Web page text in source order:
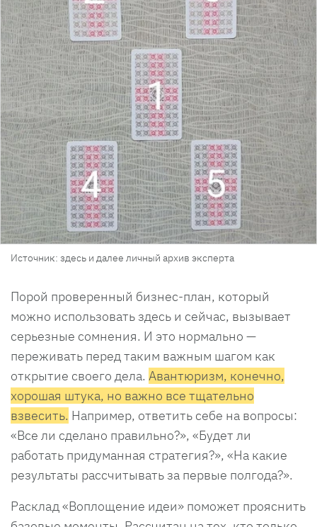
Источник: здесь и далее личный архив эксперта
Порой проверенный бизнес-план, который
можно использовать здесь и сейчас, вызывает
серьезные сомнения. И это нормально —
переживать перед таким важным шагом как
открытие своего дела. Авантюризм, конечно,
хорошая штука, но важно все тщательно
взвесить. Например, ответить себе на вопросы:
«Все ли сделано правильно?», «Будет ли
работать придуманная стратегия?», «На какие
результаты рассчитывать за первые полгода?».
Расклад «Воплощение идеи» поможет прояснить